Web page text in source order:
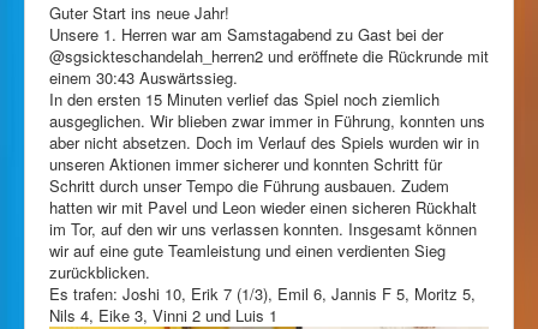
Guter Start ins neue Jahr!
Unsere 1. Herren war am Samstagabend zu Gast bei der
@sgsickteschandelah_herren2 und eröffnete die Rückrunde mit
einem 30:43 Auswärtssieg.
In den ersten 15 Minuten verlief das Spiel noch ziemlich
ausgeglichen. Wir blieben zwar immer in Führung, konnten uns
aber nicht absetzen. Doch im Verlauf des Spiels wurden wir in
unseren Aktionen immer sicherer und konnten Schritt für
Schritt durch unser Tempo die Führung ausbauen. Zudem
hatten wir mit Pavel und Leon wieder einen sicheren Rückhalt
im Tor, auf den wir uns verlassen konnten. Insgesamt können
wir auf eine gute Teamleistung und einen verdienten Sieg
zurückblicken.
Es trafen: Joshi 10, Erik 7 (1/3), Emil 6, Jannis F 5, Moritz 5,
Nils 4, Eike 3, Vinni 2 und Luis 1